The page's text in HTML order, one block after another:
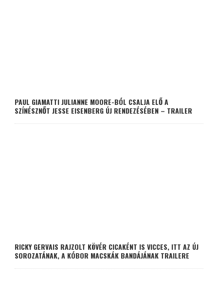
PAUL GIAMATTI JULIANNE MOORE-BÓL CSALJA ELŐ A
SZÍNÉSZNŐT JESSE EISENBERG ÚJ RENDEZÉSÉBEN – TRAILER
RICKY GERVAIS RAJZOLT KÖVÉR CICAKÉNT IS VICCES, ITT AZ ÚJ
SOROZATÁNAK, A KÓBOR MACSKÁK BANDÁJÁNAK TRAILERE